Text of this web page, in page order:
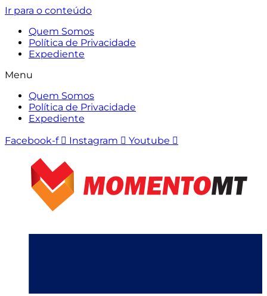
Ir para o conteúdo
Quem Somos
Política de Privacidade
Expediente
Menu
Quem Somos
Política de Privacidade
Expediente
Facebook-f
Instagram Youtube